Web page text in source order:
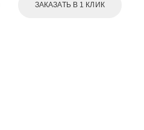
ЗАКАЗАТЬ В 1 КЛИК